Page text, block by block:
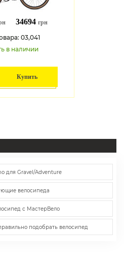
34694 грн
03,041
в наличии
Купить
для Gravel/Adventure
велосипеда
с МастерВело
подобрать велосипед